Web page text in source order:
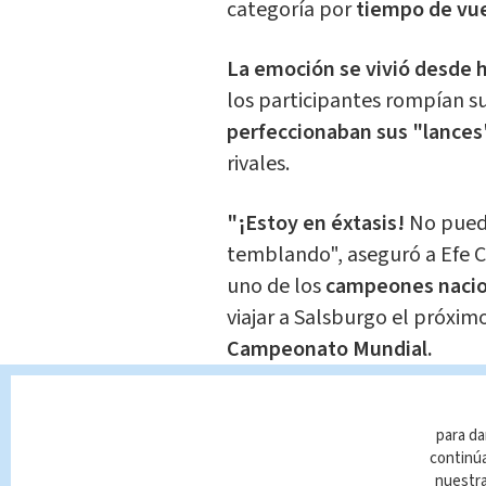
categoría portiempo de
La emoción se vivió
los participantes rompían
perfeccionaban sus
rivales.
"¡Estoy en éxtasis! No
temblando", aseguró a Efe
uno de loscampeones
viajar a Salsburgo el
Campeonato Mundial.
habilidad de
para
para